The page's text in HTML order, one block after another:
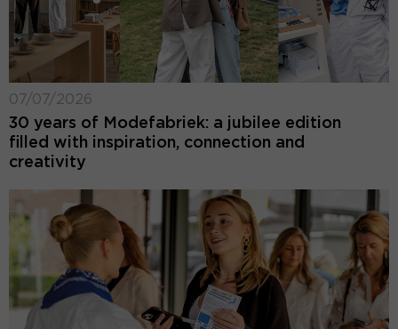
07/07/2026
30 years of Modefabriek: a jubilee edition
filled with inspiration, connection and
creativity